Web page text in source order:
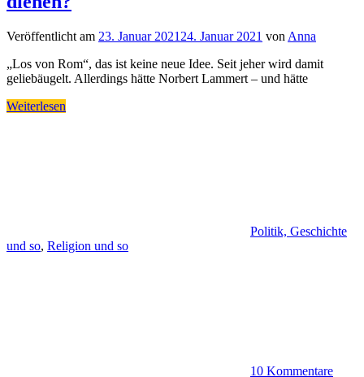
Veröffentlicht am 23. Januar 2021 24. Januar 2021 von Anna
„Los von Rom“, das ist keine neue Idee. Seit jeher wird damit
geliebäugelt. Allerdings hätte Norbert Lammert – und hätte
Weiterlesen
Politik, Geschichte
und so, Religion und so
10 Kommentare